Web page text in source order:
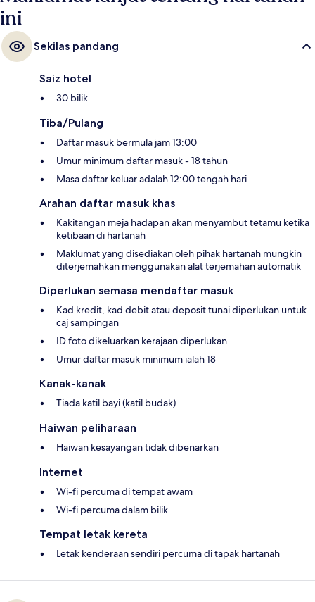
ini
Sekilas pandang
Saiz hotel
30 bilik
Tiba/Pulang
Daftar masuk bermula jam 13:00
Umur minimum daftar masuk - 18 tahun
Masa daftar keluar adalah 12:00 tengah hari
Arahan daftar masuk khas
Kakitangan meja hadapan akan menyambut tetamu ketika
ketibaan di hartanah
Maklumat yang disediakan oleh pihak hartanah mungkin
diterjemahkan menggunakan alat terjemahan automatik
Diperlukan semasa mendaftar masuk
Kad kredit, kad debit atau deposit tunai diperlukan untuk
caj sampingan
ID foto dikeluarkan kerajaan diperlukan
Umur daftar masuk minimum ialah 18
Kanak-kanak
Tiada katil bayi (katil budak)
Haiwan peliharaan
Haiwan kesayangan tidak dibenarkan
Internet
Wi-fi percuma di tempat awam
Wi-fi percuma dalam bilik
Tempat letak kereta
Letak kenderaan sendiri percuma di tapak hartanah